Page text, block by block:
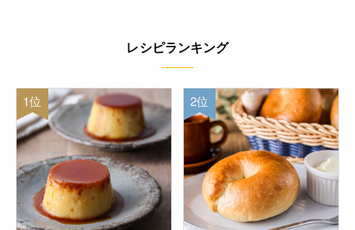
レシピランキング
1位 2位